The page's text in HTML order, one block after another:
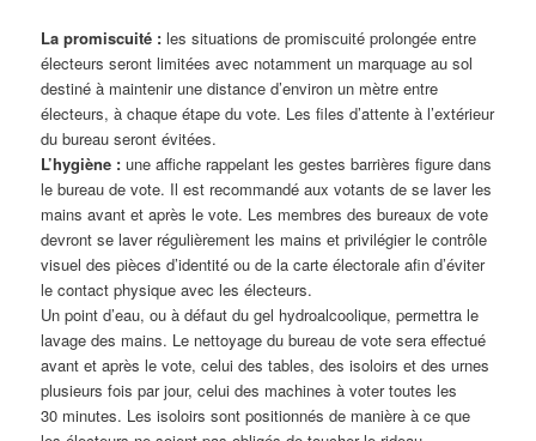
La promiscuité :les situations de promiscuité prolongée entre
électeurs seront limitées avec notamment un marquage au sol
destiné à maintenir une distance d’environ un mètre entre
électeurs, à chaque étape du vote. Les files d’attente à l’extérieur
du bureau seront évitées.
L’hygiène :une affiche rappelant les gestes barrières figure dans
le bureau de vote. Il est recommandé aux votants de se laver les
mains avant et après le vote. Les membres des bureaux de vote
devront se laver régulièrement les mains et privilégier le contrôle
visuel des pièces d’identité ou de la carte électorale afin d’éviter
le contact physique avec les électeurs.
Un point d’eau, ou à défaut du gel hydroalcoolique, permettra le
lavage des mains. Le nettoyage du bureau de vote sera effectué
avant et après le vote, celui des tables, des isoloirs et des urnes
plusieurs fois par jour, celui des machines à voter toutes les
30 minutes. Les isoloirs sont positionnés de manière à ce que